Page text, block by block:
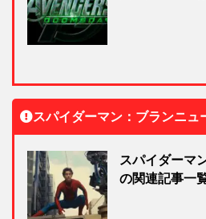
スパイダーマン：ブランニュ
スパイダーマ
の関連記事一